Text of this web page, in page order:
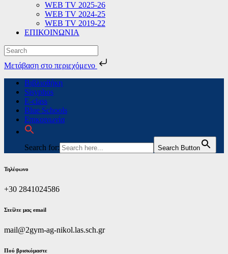
WEB TV 2025-26
WEB TV 2024-25
WEB TV 2019-22
ΕΠΙΚΟΙΝΩΝΙΑ
Μετάβαση στο περιεχόμενο
Skip
content
Βιβλιοθήκη
Sisyphos
E-class
Blue Schools
Επικοινωνία
Search for: Search Button
Τηλέφωνο
+30 2841024586
Στείλτε μας email
mail@2gym-ag-nikol.las.sch.gr
Πoύ βρισκόμαστε